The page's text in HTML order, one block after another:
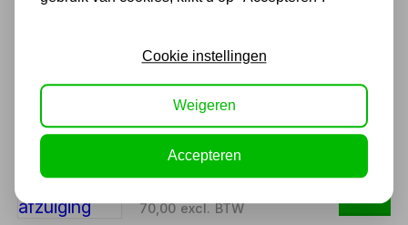
Twents familiebedrijf sinds 1992 !
Ook handig
Polijstmachine op lucht
150mm met afzuiging
84,70
70,00 excl. BTW
Cookie instellingen
Weigeren
Accepteren